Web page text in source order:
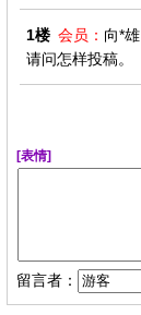
1楼 会员： 向*雄
请问怎样投稿。
[表情]
留言者：